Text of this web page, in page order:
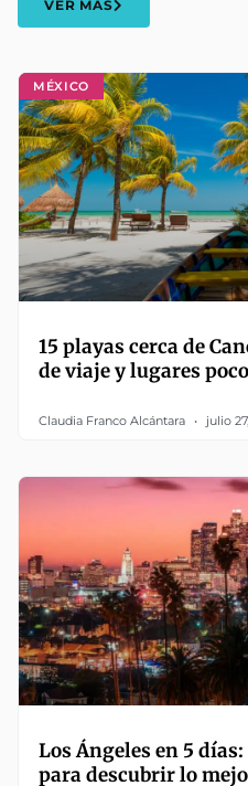
MÉXICO
15 playas cerca de
de viaje y lugares
Claudia Franco Alcántara julio
Los Ángeles en 5
para descubrir lo
VER MÁS